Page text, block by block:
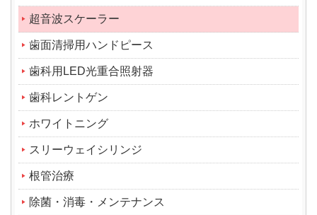
超音波スケーラー
歯面清掃用ハンドピース
歯科用LED光重合照射器
歯科レントゲン
ホワイトニング
スリーウェイシリンジ
根管治療
除菌・消毒・メンテナンス